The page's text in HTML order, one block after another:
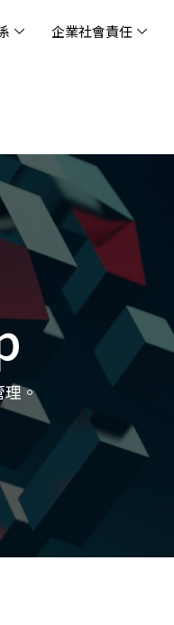
級防護
線方案 (GA & CEN)
備案
端代管
生應用程式保護平
火牆 (NGFW)
一站式雲端資安營運
eXchange
平台
企業社會責任
理。